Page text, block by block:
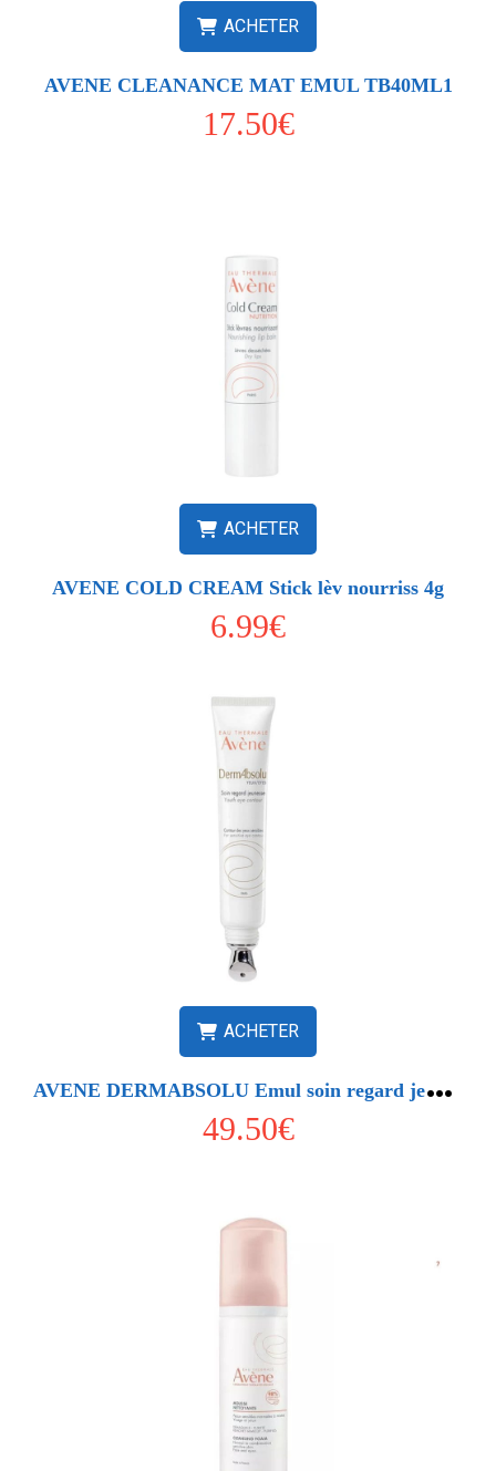
ACHETER
AVENE CLEANANCE MAT EMUL TB40ML1
17.50€
ACHETER
AVENE COLD CREAM Stick lèv nourriss 4g
6.99€
ACHETER
A
VENE DERMABSOLU Emul soin regard jeunesse T15ml
49.50€